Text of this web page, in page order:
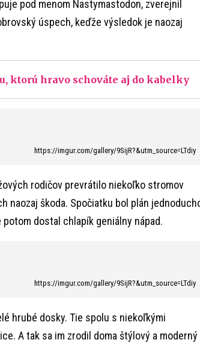
pod menom Nastymastodon, zverejnil
úspech, keďže výsledok je naozaj
ktorú hravo schováte aj do kabelky
https://imgur.com/gallery/9SijR?&utm_source=LTdiy
rodičov prevrátilo niekoľko stromov
naozaj škoda. Spočiatku bol plán
dostal chlapík geniálny nápad.
https://imgur.com/gallery/9SijR?&utm_source=LTdiy
hrubé dosky. Tie spolu s niekoľkými
A tak sa im zrodil doma štýlový a moderný